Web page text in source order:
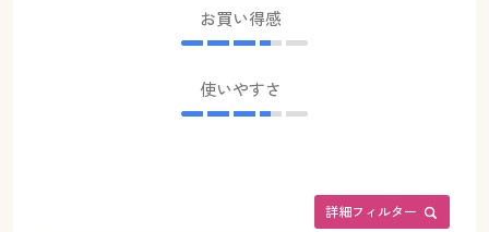
お買い得感
使いやすさ
詳細フィルター